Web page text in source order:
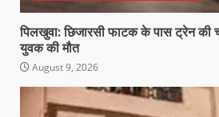
पिलखुवा: छिजारसी फाटक के पास ट्रेन की
युवक की मौत
August 9, 2026